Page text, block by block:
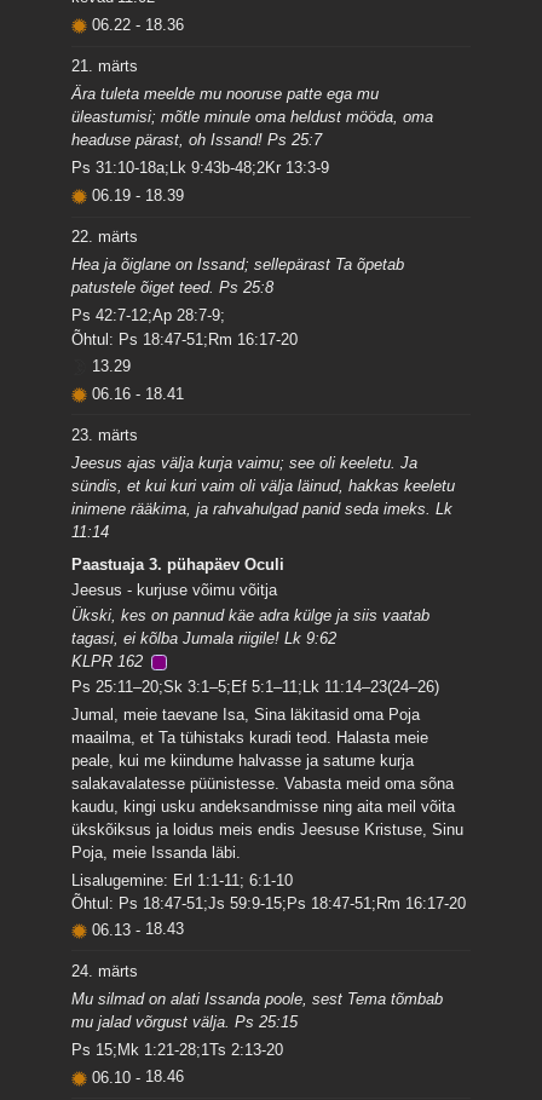
06.22- 18.36
21. märts
Ära tuleta meelde mu nooruse patte ega mu
üleastumisi; mõtle minule oma heldust mööda, oma
headuse pärast, oh Issand! Ps 25:7
Ps 31:10-18a;Lk 9:43b-48;2Kr 13:3-9
06.19- 18.39
22. märts
Hea ja õiglane on Issand; sellepärast Ta õpetab
patustele õiget teed. Ps 25:8
Ps 42:7-12;Ap 28:7-9;
Õhtul: Ps 18:47-51;Rm 16:17-20
13.29
06.16- 18.41
23. märts
Jeesus ajas välja kurja vaimu; see oli keeletu. Ja
sündis, et kui kuri vaim oli välja läinud, hakkas keeletu
inimene rääkima, ja rahvahulgad panid seda imeks. Lk
11:14
Paastuaja 3. pühapäev Oculi
Jeesus - kurjuse võimu võitja
Ükski, kes on pannud käe adra külge ja siis vaatab
tagasi, ei kõlba Jumala riigile! Lk 9:62
KLPR 162
Ps 25:11–20;Sk 3:1–5;Ef 5:1–11;Lk 11:14–23(24–26)
Jumal, meie taevane Isa, Sina läkitasid oma Poja
maailma, et Ta tühistaks kuradi teod. Halasta meie
peale, kui me kiindume halvasse ja satume kurja
salakavalatesse püünistesse. Vabasta meid oma sõna
kaudu, kingi usku andeksandmisse ning aita meil võita
ükskõiksus ja loidus meis endis Jeesuse Kristuse, Sinu
Poja, meie Issanda läbi.
Lisalugemine: Erl 1:1-11; 6:1-10
Õhtul: Ps 18:47-51;Js 59:9-15;Ps 18:47-51;Rm 16:17-20
06.13- 18.43
24. märts
Mu silmad on alati Issanda poole, sest Tema tõmbab
mu jalad võrgust välja. Ps 25:15
Ps 15;Mk 1:21-28;1Ts 2:13-20
06.10- 18.46